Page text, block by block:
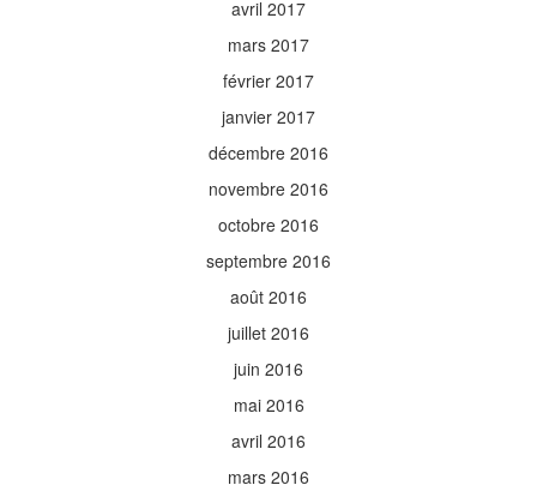
avril 2017
mars 2017
février 2017
janvier 2017
décembre 2016
novembre 2016
octobre 2016
septembre 2016
août 2016
juillet 2016
juin 2016
mai 2016
avril 2016
mars 2016